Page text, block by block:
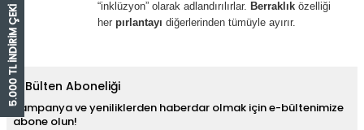
5.000 TL İNDİRİM ÇEKİ
“inklüzyon” olarak adlandırılırlar. Berraklık özelliği
her pırlantayı diğerlerinden tümüyle ayırır.
E-Bülten Aboneliği
Kampanya ve yeniliklerden haberdar olmak için e-bültenimize
abone olun!